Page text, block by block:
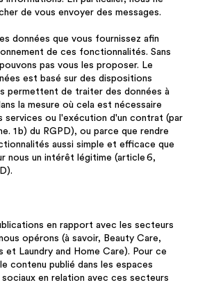
de vous envoyer des messages.
données que vous fournissez afin
de ces fonctionnalités. Sans
pas vous les proposer. Le
est basé sur des dispositions
permettent de traiter des données à
la mesure où cela est nécessaire
services ou l'exécution d'un contrat (par
1 b) du RGPD), ou parce que rendre
aussi simple et efficace que
nous un intérêt légitime (article 6,
en rapport avec les secteurs
opérons (à savoir, Beauty Care,
et Laundry and Home Care). Pour ce
contenu publié dans les espaces
sociaux en relation avec ces secteurs